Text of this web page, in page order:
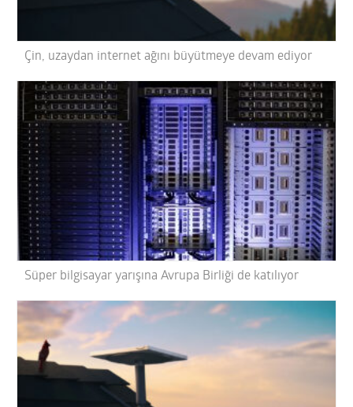
Çin, uzaydan internet ağını büyütmeye devam ediyor
Süper bilgisayar yarışına Avrupa Birliği de katılıyor